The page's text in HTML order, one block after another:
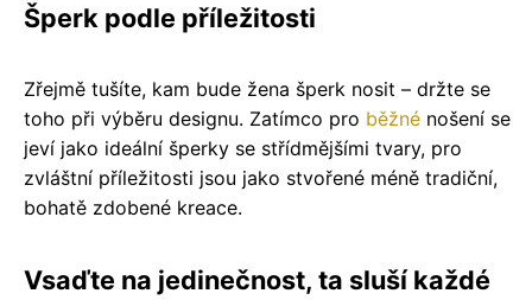
Šperk podle příležitosti
Zřejmě tušíte, kam bude žena šperk nosit – držte se
toho při výběru designu. Zatímco pro běžné nošení se
jeví jako ideální šperky se střídmějšími tvary, pro
zvláštní příležitosti jsou jako stvořené méně tradiční,
bohatě zdobené kreace.
Vsaďte na jedinečnost, ta sluší každé